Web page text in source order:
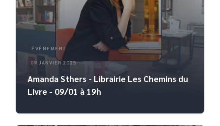
ÉVÈNEMENT
09 JANVIER 2025
Amanda Sthers - Librairie Les Chemins du
Livre - 09/01 à 19h